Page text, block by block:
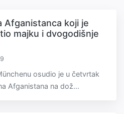
Afganistanca koji je
majku i dvogodišnje
osudio je u četvrtak
Afganistana na dož...